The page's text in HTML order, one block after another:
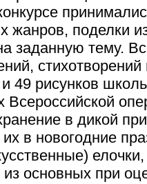
жанров, поделки
заданную тему.
49 рисунков
Всероссийской
в дикой
в новогодние
основных при